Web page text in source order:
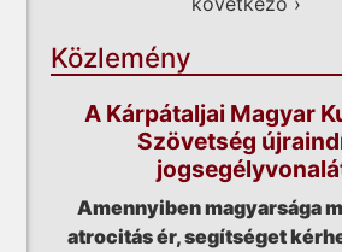
Közlemény
A Kárpátaljai Magyar
Szövetség
Amennyiben magyarsága
atrocitás ér, segítséget